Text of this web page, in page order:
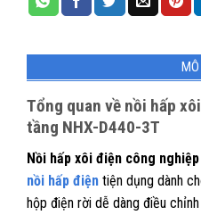
Tổng quan về nồi hấp
tầng NHX-D440-3T
Nồi hấp xôi điện công
nồi hấp điện tiện dụng dành
hộp điện rời dễ dàng điều